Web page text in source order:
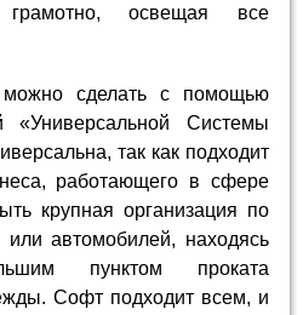
грамотно, освещая все
сделать с помощью
«Универсальной Системы
так как подходит
работающего в сфере
крупная организация по
автомобилей, находясь
пунктом проката
Софт подходит всем, и